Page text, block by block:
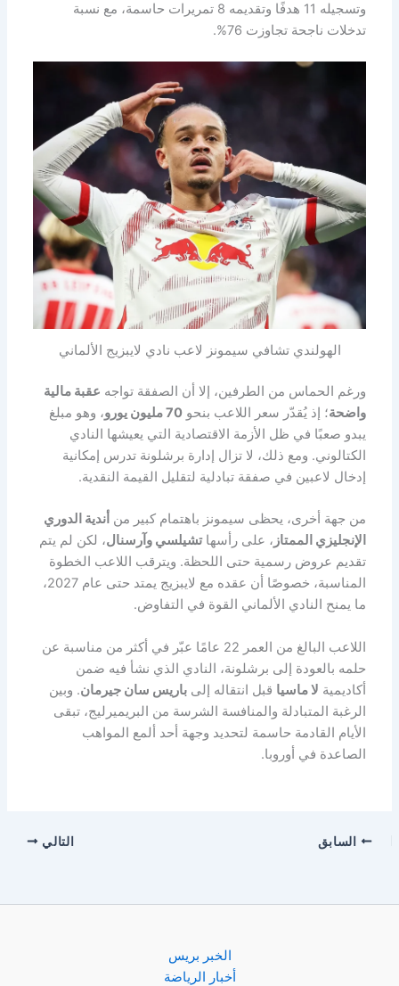
وتسجيله 11 هدفًا وتقديمه 8 تمريرات حاسمة، مع نسبة
تدخلات ناجحة تجاوزت 76%.
الهولندي تشافي سيمونز لاعب نادي لايبزيج الألماني
ورغم الحماس من الطرفين، إلا أن الصفقة تواجه عقبة مالية
واضحة؛ إذ يُقدّر سعر اللاعب بنحو70 مليون يورو
، وهو مبلغ
يبدو صعبًا في ظل الأزمة الاقتصادية التي يعيشها النادي
الكتالوني. ومع ذلك، لا تزال إدارة برشلونة تدرس إمكانية
إدخال لاعبين في صفقة تبادلية لتقليل القيمة النقدية.
من جهة أخرى، يحظى سيمونز باهتمام كبير من أندية الدوري
الإنجليزي الممتاز ، على رأسهاتشيلسي وآرسنال، لكن لم يتم
تقديم عروض رسمية حتى اللحظة. ويترقب اللاعب الخطوة
المناسبة، خصوصًا أن عقده مع لايبزيج يمتد حتى عام 2027،
ما يمنح النادي الألماني القوة في التفاوض.
اللاعب البالغ من العمر 22 عامًا عبّر في أكثر من مناسبة عن
حلمه بالعودة إلى برشلونة، النادي الذي نشأ فيه ضمن
أكاديمية لا ماسيا قبل انتقاله إلىباريس سان جيرمان. وبين
الرغبة المتبادلة والمنافسة الشرسة من البريميرليج، تبقى
الأيام القادمة حاسمة لتحديد وجهة أحد ألمع المواهب
الصاعدة في أوروبا.
السابق التالي
الخبر بريس
أخبار الرياضة